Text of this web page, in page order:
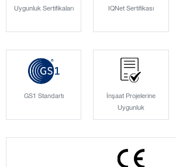
Uygunluk Sertifikaları IQNet Sertifikası
GS1 Standartı
İnşaat Projelerine
Uygunluk